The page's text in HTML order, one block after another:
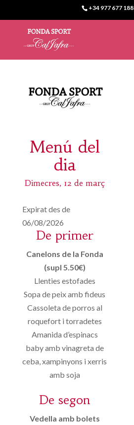
+34 977 677 188
Menú del
dia
Dimecres, 12 de març
Expirat des de
06/08/2026
De primer
Canelons de la Fonda
(supl 5.50€)
Llenties estofades
Sopa de peix amb fideus
Cassoleta de porros al
roquefort i torradetes
Amanida d’espinacs
baby amb vinagreta de
ceba, xampinyons i xerris
amb soja
De segon
Vedella amb bolets